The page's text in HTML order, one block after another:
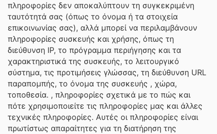
πληροφορίες δεν αποκαλύπτουν τη συγκεκριμένη
ταυτότητά σας (όπως το όνομα ή τα στοιχεία
επικοινωνίας σας), αλλά μπορεί να περιλαμβάνουν
πληροφορίες συσκευής και χρήσης, όπως τη
διεύθυνση IP, το πρόγραμμα περιήγησης και τα
χαρακτηριστικά της συσκευής, το λειτουργικό
σύστημα, τις προτιμήσεις γλώσσας, τη διεύθυνση URL
παραπομπής, το όνομα της συσκευής , χώρα,
τοποθεσία. , πληροφορίες σχετικά με το πώς και
πότε χρησιμοποιείτε τις πληροφορίες μας και άλλες
τεχνικές πληροφορίες. Αυτές οι πληροφορίες είναι
πρωτίστως απαραίτητες για τη διατήρηση της